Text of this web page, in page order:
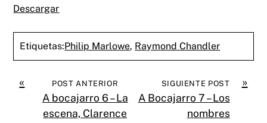
Descargar
Etiquetas:Philip Marlowe, Raymond Chandler
« POST ANTERIOR
A bocajarro 6 – La
escena, Clarence
»
SIGUIENTE POST
A Bocajarro 7 – Los
nombres